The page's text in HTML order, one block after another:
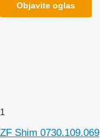
Objavite oglas
1
ZF Shim 0730.109.069